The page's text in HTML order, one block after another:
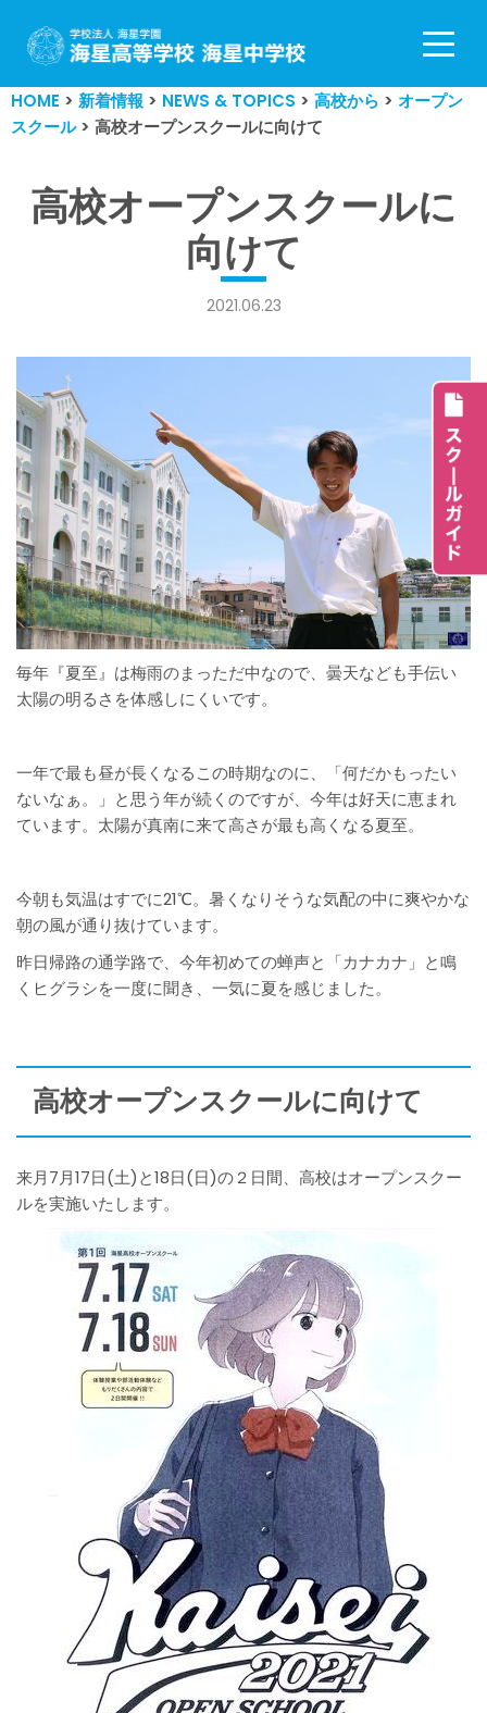
コ
ン
テ
ン
へ
HOME > 新着情報 > NEWS & TOPICS > 高校から > オープン
スクール> 高校オープンスクールに向けて
高校オープンスクールに
向けて
2021.06.23
毎年『夏至』は梅雨のまっただ中なので、曇天なども手伝い
太陽の明るさを体感しにくいです。
一年で最も昼が長くなるこの時期なのに、「何だかもったい
ないなぁ。」と思う年が続くのですが、今年は好天に恵まれ
ています。太陽が真南に来て高さが最も高くなる夏至。
今朝も気温はすでに21℃。暑くなりそうな気配の中に爽やかな
朝の風が通り抜けています。
昨日帰路の通学路で、今年初めての蝉声と「カナカナ」と鳴
くヒグラシを一度に聞き、一気に夏を感じました。
高校オープンスクールに向けて
来月7月17日(土)と18日(日)の２日間、高校はオープンスクー
ルを実施いたします。